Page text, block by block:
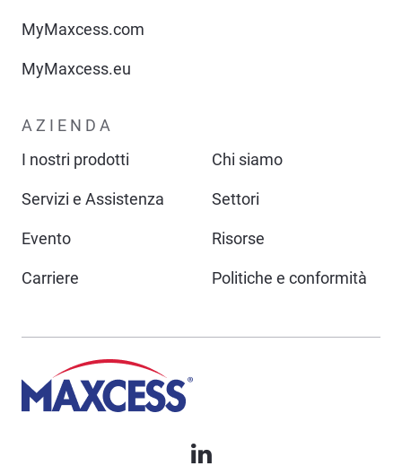
MyMaxcess.com
MyMaxcess.eu
AZIENDA
I nostri prodotti
Chi siamo
Servizi e Assistenza Settori
Evento Risorse
Carriere Politiche e conformità